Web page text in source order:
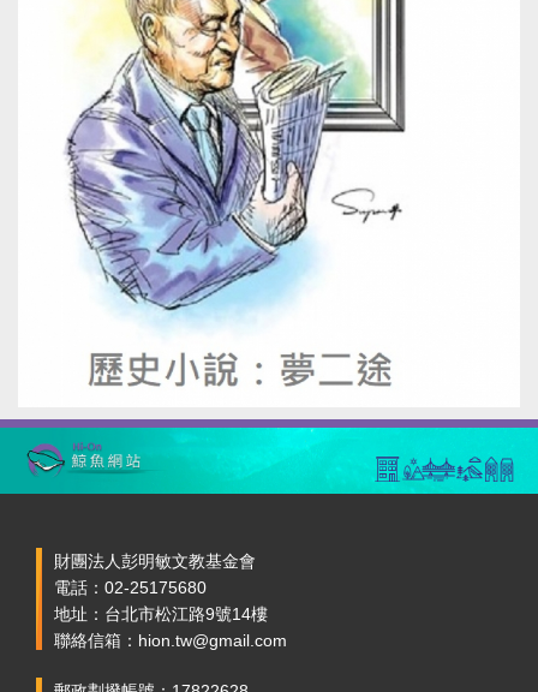
財團法人彭明敏文教基金會
電話：02-25175680
地址：台北市松江路9號14樓
聯絡信箱：hion.tw@gmail.com